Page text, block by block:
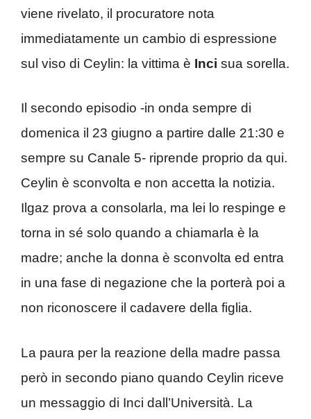
viene rivelato, il procuratore nota
immediatamente un cambio di espressione
sul viso di Ceylin: la vittima è Inci sua sorella.
Il secondo episodio -in onda sempre di
domenica il 23 giugno a partire dalle 21:30 e
sempre su Canale 5- riprende proprio da qui.
Ceylin è sconvolta e non accetta la notizia.
Ilgaz prova a consolarla, ma lei lo respinge e
torna in sé solo quando a chiamarla è la
madre; anche la donna è sconvolta ed entra
in una fase di negazione che la porterà poi a
non riconoscere il cadavere della figlia.
La paura per la reazione della madre passa
però in secondo piano quando Ceylin riceve
un messaggio di Inci dall’Università. La